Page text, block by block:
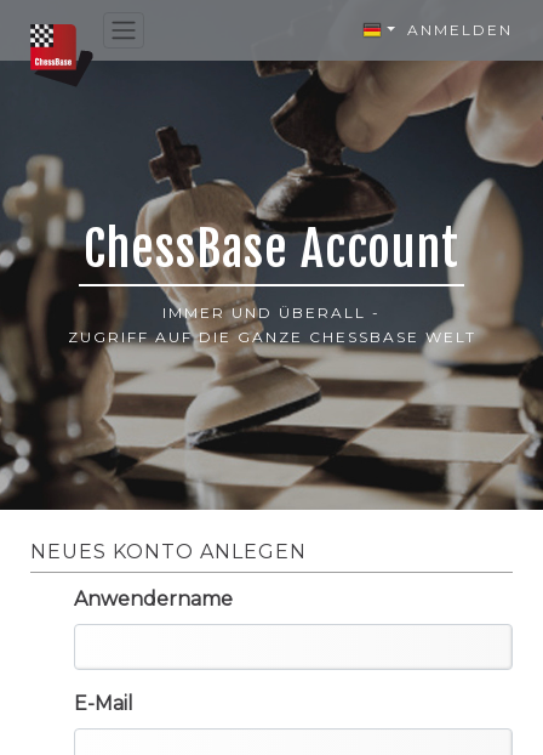
ANMELDEN
ChessBase Account
IMMER UND ÜBERALL -
ZUGRIFF AUF DIE GANZE CHESSBASE WELT
NEUES KONTO ANLEGEN
Anwendername
E-Mail